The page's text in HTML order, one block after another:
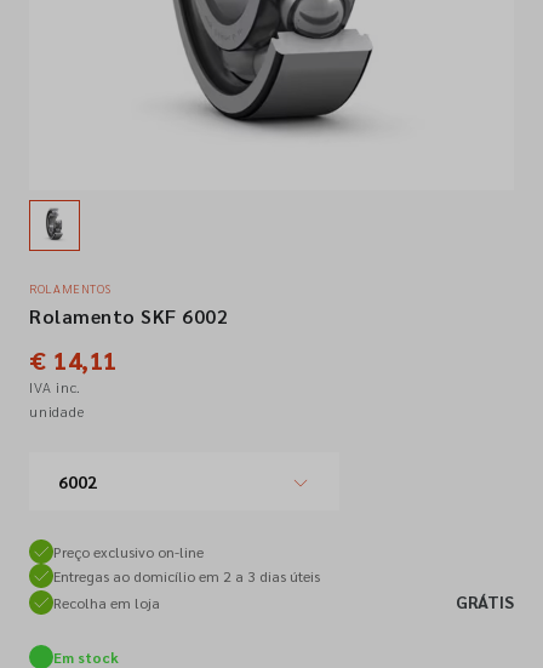
Contactos
Siga-nos nas redes sociais
ROLAMENTOS
Rolamento SKF 6002
€ 14,11
IVA inc.
unidade
6002
Preço exclusivo on-line
Entregas ao domicílio em 2 a 3 dias úteis
Recolha em loja
GRÁTIS
Em stock